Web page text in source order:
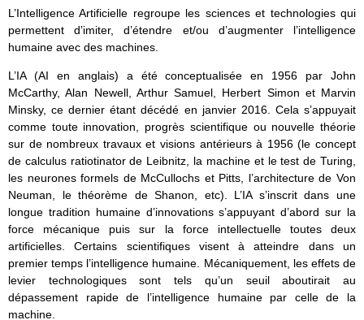
L’Intelligence Artificielle regroupe les sciences et technologies qui
permettent d’imiter, d’étendre et/ou d’augmenter l’intelligence
humaine avec des machines.
L’IA (AI en anglais) a été conceptualisée en 1956 par John
McCarthy, Alan Newell, Arthur Samuel, Herbert Simon et Marvin
Minsky, ce dernier étant décédé en janvier 2016. Cela s’appuyait
comme toute innovation, progrès scientifique ou nouvelle théorie
sur de nombreux travaux et visions antérieurs à 1956 (le concept
de calculus ratiotinator de Leibnitz, la machine et le test de Turing,
les neurones formels de McCullochs et Pitts, l’architecture de Von
Neuman, le théorème de Shanon, etc). L’IA s’inscrit dans une
longue tradition humaine d’innovations s’appuyant d’abord sur la
force mécanique puis sur la force intellectuelle toutes deux
artificielles. Certains scientifiques visent à atteindre dans un
premier temps l’intelligence humaine. Mécaniquement, les effets de
levier technologiques sont tels qu’un seuil aboutirait au
dépassement rapide de l’intelligence humaine par celle de la
machine.